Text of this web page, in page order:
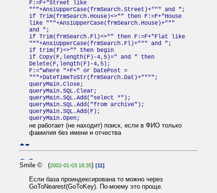
F:=F+"Street like
"""+AnsiUpperCase(frmSearch.Street)+""" and ";
if Trim(frmSearch.House)<>"" then F:=F+"House
like """+AnsiUpperCase(frmSearch.House)+"""
and ";
if Trim(frmSearch.Fl)<>"" then F:=F+"Flat like
"""+AnsiUpperCase(frmSearch.Fl)+""" and ";
if trim(f)<>"" then begin
if Copy(F,length(F)-4,5)=" and " then
Delete(F,length(F)-4,5);
F:="where "+F+" or DatePost =
"""+DateTimeToStr(frmSearch.Dat)+"""";
queryMain.Close;
queryMain.SQL.Clear;
queryMain.SQL.Add("select *");
queryMain.SQL.Add("from archive");
queryMain.SQL.Add(F);
queryMain.Open;
не работает (не находит) поиск, если в ФИО только
фамилия без имени и отчества
← →
Smile © (2002-01-03 18:35) [11]
Если база проиндексирована то можно через
GoToNearest(GoToKey). По-моему это проще.